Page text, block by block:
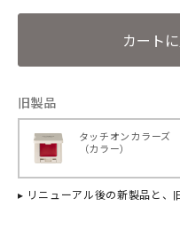
カート
旧製品
タッチオンカラーズ
（カラー）
▸ リニューアル後の新製品と、